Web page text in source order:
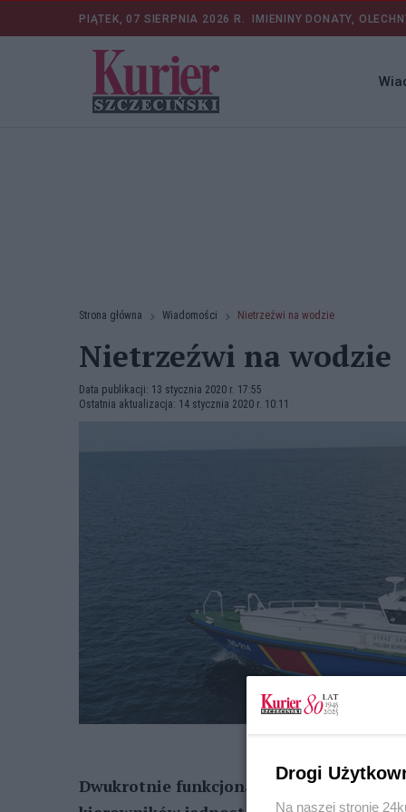
PIĄTEK, 07 SIERPNIA 2026 R. IMIENINY DONATY,
Strona główna Wiadomości Nietrzeźwi na wodzie
Nietrzeźwi na wodzie
Data publikacji: 13 stycznia 2020 r. 17:55
Ostatnia aktualizacja: 14 stycznia 2020 r. 10:11
Dwukrotnie funkcjonariusze Morskiego
Drogi
Na naszej stronie